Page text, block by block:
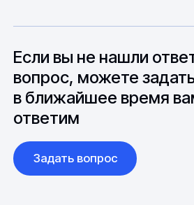
до 6 месяцев производства.
вопросы связанные с
международной логистикой.
Если вы не нашли
вопрос, можете
в ближайшее время
ответим
Задать вопрос